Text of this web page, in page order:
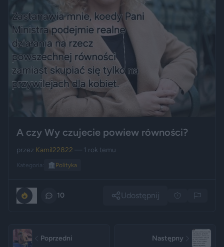
A czy Wy czujecie powiew równości?
przez Kamil22822 — 1 rok temu
Kategoria: 🏛️ Polityka
10 Udostępnij
Poprzedni Następny